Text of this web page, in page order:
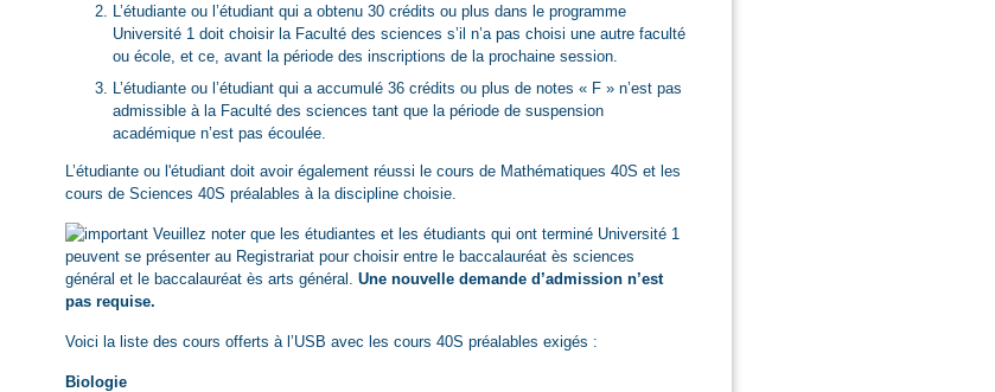
L’étudiante ou l’étudiant qui a obtenu 30 crédits ou plus dans le programme
Université 1 doit choisir la Faculté des sciences s’il n’a pas choisi une autre faculté
ou école, et ce, avant la période des inscriptions de la prochaine session.
L’étudiante ou l’étudiant qui a accumulé 36 crédits ou plus de notes « F » n’est pas
admissible à la Faculté des sciences tant que la période de suspension
académique n’est pas écoulée.
L’étudiante ou l'étudiant doit avoir également réussi le cours de Mathématiques 40S et les
cours de Sciences 40S préalables à la discipline choisie.
Veuillez noter que les étudiantes et les étudiants qui ont terminé Université 1
peuvent se présenter au Registrariat pour choisir entre le baccalauréat ès sciences
général et le baccalauréat ès arts général. Une nouvelle demande d’admission n’est
pas requise.
Voici la liste des cours offerts à l’USB avec les cours 40S préalables exigés :
Biologie